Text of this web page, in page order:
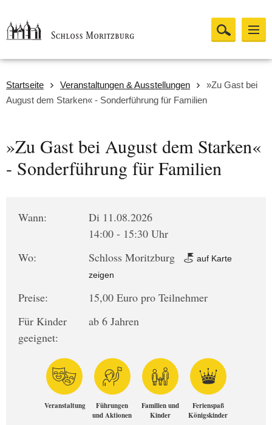
Startseite Veranstaltungen & Ausstellungen
»Zu Gast bei
August dem Starken« - Sonderführung für Familien
»Zu Gast bei August dem Starken«
- Sonderführung für Familien
Wann:
Di 11.08.2026
14:00 - 15:30 Uhr
Wo:
Schloss Moritzburg
auf Karte
zeigen
Preise:
15,00 Euro pro Teilnehmer
Für Kinder
geeignet:
ab 6 Jahren
Veranstaltung
Führungen
und Aktionen
Familien und
Kinder
Ferienspaß
Königskinder